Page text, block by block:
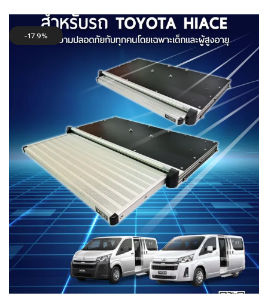
28,000฿.23,000฿.
17.9%